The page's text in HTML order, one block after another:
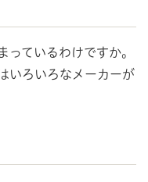
っているわけですか。
いろいろなメーカーが